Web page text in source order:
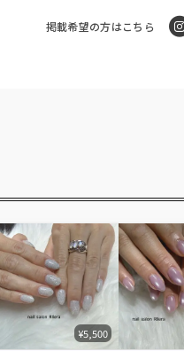
掲載希望の方はこちら
¥5,500